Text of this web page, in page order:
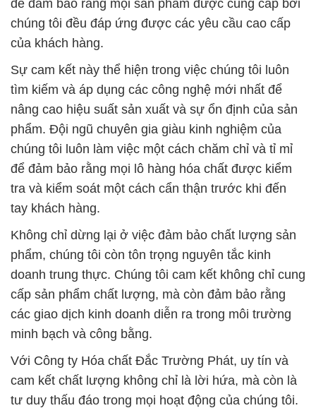
để đảm bảo rằng mọi sản phẩm được cung cấp bởi
chúng tôi đều đáp ứng được các yêu cầu cao cấp
của khách hàng.
Sự cam kết này thể hiện trong việc chúng tôi luôn
tìm kiếm và áp dụng các công nghệ mới nhất để
nâng cao hiệu suất sản xuất và sự ổn định của sản
phẩm. Đội ngũ chuyên gia giàu kinh nghiệm của
chúng tôi luôn làm việc một cách chăm chỉ và tỉ mỉ
để đảm bảo rằng mọi lô hàng hóa chất được kiểm
tra và kiểm soát một cách cẩn thận trước khi đến
tay khách hàng.
Không chỉ dừng lại ở việc đảm bảo chất lượng sản
phẩm, chúng tôi còn tôn trọng nguyên tắc kinh
doanh trung thực. Chúng tôi cam kết không chỉ cung
cấp sản phẩm chất lượng, mà còn đảm bảo rằng
các giao dịch kinh doanh diễn ra trong môi trường
minh bạch và công bằng.
Với Công ty Hóa chất Đắc Trường Phát, uy tín và
cam kết chất lượng không chỉ là lời hứa, mà còn là
tư duy thấu đáo trong mọi hoạt động của chúng tôi.